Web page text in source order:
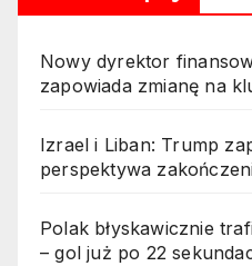
Nowy dyrektor
zapowiada zmianę na
Izrael i Liban: Trump
perspektywa
Polak błyskawicznie
– gol już po 22